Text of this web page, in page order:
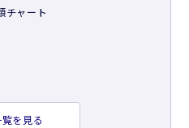
チャート
を見る